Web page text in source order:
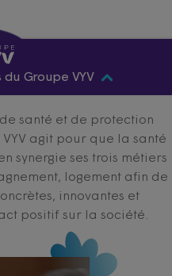
du Groupe VYV
santé et de protection
agit pour que la santé
synergie ses trois métiers
logement afin de
innovantes et
positif sur la société.